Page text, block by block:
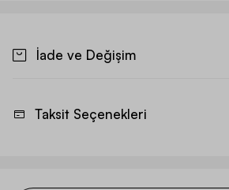
İade ve Değişim
Taksit Seçenekleri